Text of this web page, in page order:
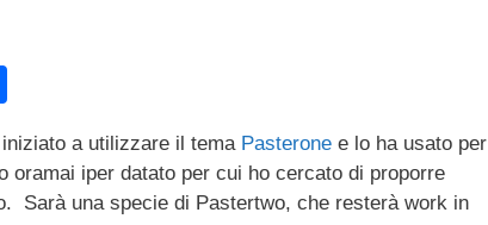
n
di
a utilizzare il tema Pasterone e lo ha usato per
iper datato per cui ho cercato di proporre
Sarà una specie di Pastertwo, che resterà work in